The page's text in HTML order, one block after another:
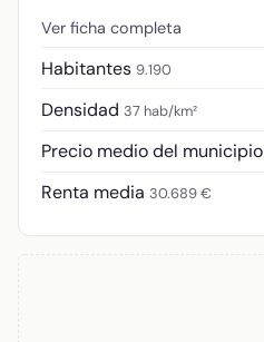
Ver ficha completa
Habitantes 9.190
Densidad 37 hab/km²
Precio medio del municipio
Renta media 30.689 €